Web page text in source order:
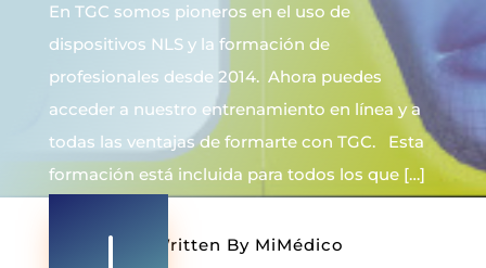
En TGC somos pioneros en el uso de
dispositivos NLS y la formación de
profesionales desde 2014. Ahora puedes
acceder a nuestro entrenamiento en línea y a
todas las ventajas de formarte con TGC. Esta
formación está incluida para todos los que […]
Written By MiMédico